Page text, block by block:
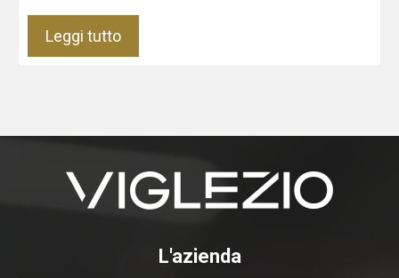
Leggi tutto
L'azienda